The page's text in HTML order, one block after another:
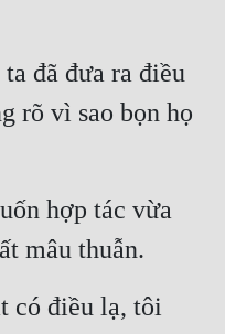
đã đưa ra điều
rõ vì sao bọn họ
hợp tác vừa
mâu thuẫn.
có điều lạ, tôi